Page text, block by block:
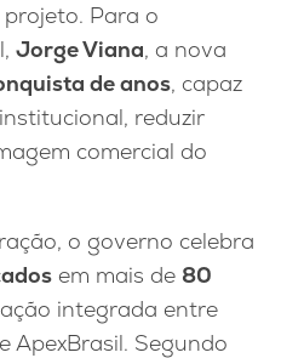
Para o
Jorge Viana, a nova
de anos, capaz
reduzir
comercial do
o governo celebra
em mais de 80
integrada entre
ApexBrasil. Segundo